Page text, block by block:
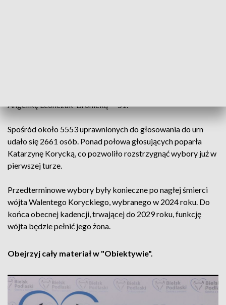
Angelikę Leonczuk-Bronicką — 51.
Spośród około 5553 uprawnionych do głosowania do urn
udało się 2661 osób. Ponad połowa głosujących poparła
Katarzynę Korycką, co pozwoliło rozstrzygnąć wybory już w
pierwszej turze.
Przedterminowe wybory były konieczne po nagłej śmierci
wójta Walentego Koryckiego, wybranego w 2024 roku. Do
końca obecnej kadencji, trwającej do 2029 roku, funkcję
wójta będzie pełnić jego żona.
Obejrzyj cały materiał w "Obiektywie".